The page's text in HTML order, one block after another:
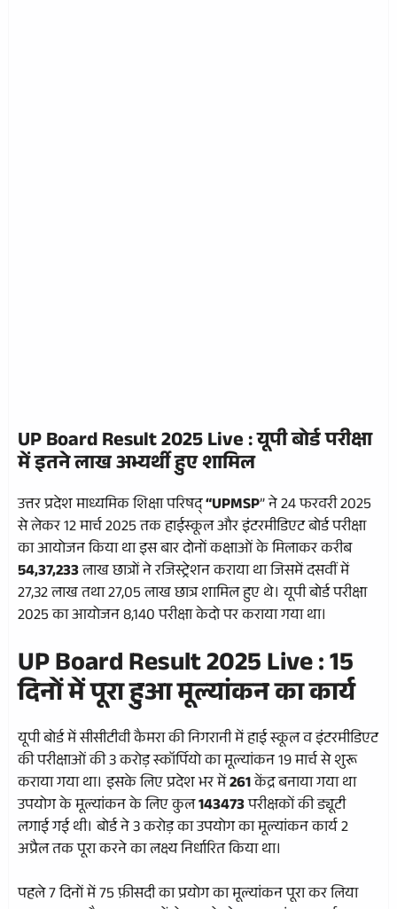
UP Board Result 2025 Live :यूपी बोर्ड परीक्षा
में इतने लाख अभ्यर्थी हुए शामिल
उत्तर प्रदेश माध्यमिक शिक्षा परिषद्“UPMSP” ने 24 फरवरी 2025
से लेकर 12 मार्च 2025 तक हाईस्कूल और इंटरमीडिएट बोर्ड परीक्षा
का आयोजन किया था इस बार दोनों कक्षाओं के मिलाकर करीब
54,37,233लाख छात्रों ने रजिस्ट्रेशन कराया था जिसमें दसवीं में
27,32 लाख तथा 27,05 लाख छात्र शामिल हुए थे। यूपी बोर्ड परीक्षा
2025 का आयोजन 8,140 परीक्षा केदो पर कराया गया था।
UP Board Result 2025 Live :15
दिनों में पूरा हुआ मूल्यांकन का कार्य
यूपी बोर्ड में सीसीटीवी कैमरा की निगरानी में हाई स्कूल व इंटरमीडिएट
की परीक्षाओं की 3 करोड़ स्कॉर्पियो का मूल्यांकन 19 मार्च से शुरू
कराया गया था। इसके लिए प्रदेश भर में261केंद्र बनाया गया था
उपयोग के मूल्यांकन के लिए कुल143473परीक्षकों की ड्यूटी
लगाई गई थी। बोर्ड ने 3 करोड़ का उपयोग का मूल्यांकन कार्य 2
अप्रैल तक पूरा करने का लक्ष्य निर्धारित किया था।
पहले 7 दिनों में 75 फ़ीसदी का प्रयोग का मूल्यांकन पूरा कर लिया